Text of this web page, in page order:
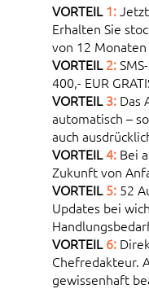
VORTEIL1:
Erhalten Sie
von 12 Monaten
VORTEIL2:
400,- EUR
VORTEIL3: Das
automatisch –
auch
VORTEIL4: Bei
Zukunft von
VORTEIL5: 52
Updates bei
VORTEIL6:
Chefredakteur.
gewissenhaft